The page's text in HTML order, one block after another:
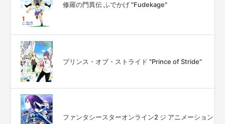
修羅の門異伝 ふでかげ "Fudekage"
プリンス・オブ・ストライド "Prince of Stride"
ファンタシースターオンライン2 ジ アニメーション